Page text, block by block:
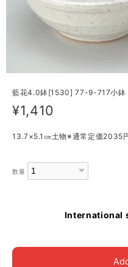
藍花4.0鉢[1530] 77-9-717小鉢
¥1,410
13.7×5.1㎝土物※通常定価2035円
数量
International